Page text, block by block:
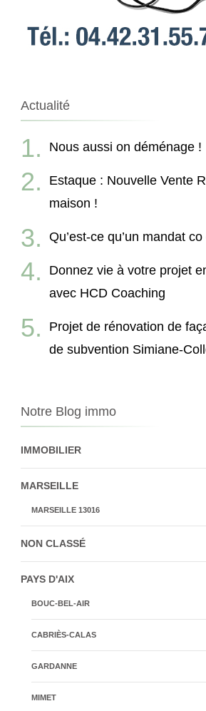
Actualité
Nous aussi on déménage !
Estaque : Nouvelle Vente
maison !
Qu’est-ce qu’un mandat
Donnez vie à votre projet
avec HCD Coaching
Projet de rénovation de
de subvention Simiane-
Notre Blog immo
IMMOBILIER
MARSEILLE
MARSEILLE 13016
NON CLASSÉ
PAYS D'AIX
BOUC-BEL-AIR
CABRIÈS-CALAS
GARDANNE
MIMET